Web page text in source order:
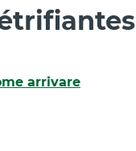
arrivare